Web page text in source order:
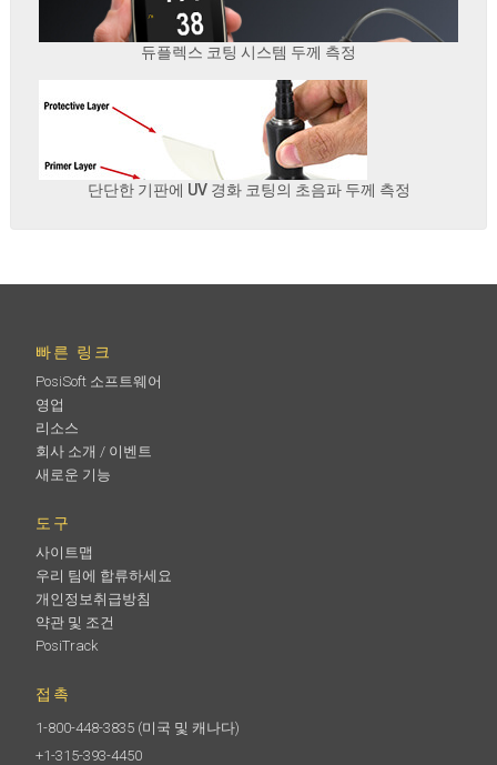
듀플렉스 코팅 시스템 두께 측정
단단한 기판에 UV 경화 코팅의 초음파 두께 측정
빠른 링크
PosiSoft 소프트웨어
영업
리소스
회사 소개 / 이벤트
새로운 기능
도구
사이트맵
우리 팀에 합류하세요
개인정보취급방침
약관 및 조건
PosiTrack
접촉
1-800-448-3835 (미국 및 캐나다)
+1-315-393-4450